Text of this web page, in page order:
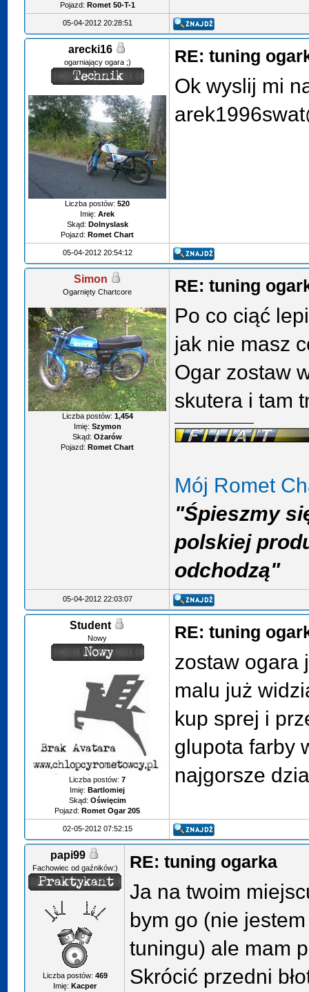
Pojazd: Romet 50-T-1
05-04-2012 20:28:51
arecki16
ogarniający ogara ;)
Liczba postów:520
Imię: Arek
Skąd: Dolnyslask
Pojazd: Romet Chart
RE: tuning
Ok wyslij mi
05-04-2012 20:54:12
Simon
Ogarnięty Chartcore
Liczba postów: 1,454
Imię: Szymon
Skąd: Ożarów
Pojazd: Romet Chart
RE: tuning
Po co ciąć
jak nie masz
Ogar zostaw
skutera i tam
Mój Romet
"Śpieszmy
polskiej
odchodzą"
05-04-2012 22:03:07
Student
Nowy
Liczba postów:7
Imię: Bartlomiej
Skąd: Oświęcim
Pojazd: Romet Ogar 205
RE: tuning
zostaw ogara
malu już
kup sprej i
glupota farby
najgorsze
02-05-2012 07:52:15
papi99
Fachowiec od gaźników:)
Liczba postów: 469
Imię: Kacper
RE: tuning ogarka
Ja na twoim
bym go (nie
tuningu) ale mam
Skrócić przedni